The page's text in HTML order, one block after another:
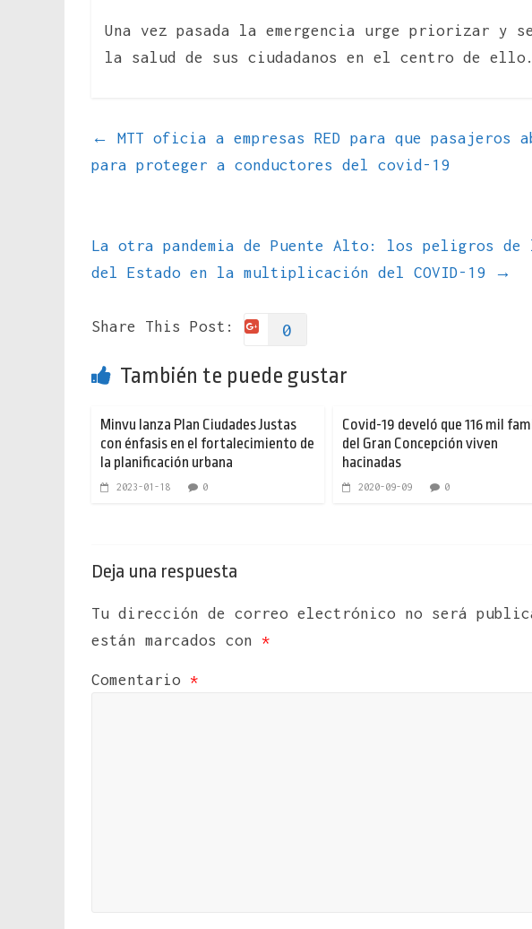
Una vez pasada la emergencia urge priorizar y
la salud de sus ciudadanos en el centro de ello.
←
MTT oficia a empresas RED para que pasajeros
para proteger a conductores del covid-19
La otra pandemia de Puente Alto: los peligros
del Estado en la multiplicación del COVID-19
→
Share This Post: 0
También te puede gustar
Minvu lanza Plan Ciudades Justas
con énfasis en el fortalecimiento de
la planificación urbana
2023-01-18 0
Covid-19 develó que 116 mil
del Gran Concepción viven
hacinadas
2020-09-09 0
Deja una respuesta
Tu dirección de correo electrónico no será
están marcados con *
Comentario *